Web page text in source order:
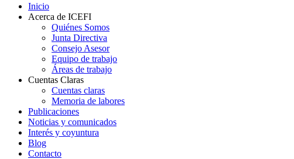
Inicio
Acerca de ICEFI
Quiénes Somos
Junta Directiva
Consejo Asesor
Equipo de trabajo
Áreas de trabajo
Cuentas Claras
Cuentas claras
Memoria de labores
Publicaciones
Noticias y comunicados
Interés y coyuntura
Blog
Contacto